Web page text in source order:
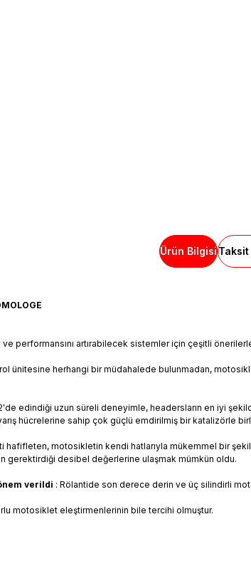
Ürün Bilgisi
ve performansını artırabilecek sistemler için çeşitli
ünitesine herhangi bir müdahalede bulunmadan,
edindiği uzun süreli deneyimle, headersların en iyi
hücrelerine sahip çok güçlü emdirilmiş bir katalizörle
motosikletin kendi hatlarıyla mükemmel bir
gerektirdiği desibel değerlerine ulaşmak mümkün oldu.
verildi : Rölantide son derece derin ve üç silindirli
motosiklet eleştirmenlerinin bile tercihi olmuştur.